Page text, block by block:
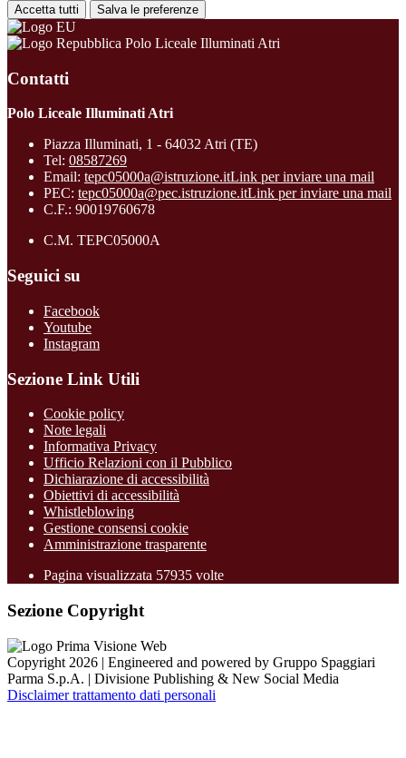
Accetta tutti Salva le preferenze
Polo Liceale Illuminati Atri
Contatti
Polo Liceale Illuminati Atri
Piazza Illuminati, 1 - 64032 Atri (TE)
Tel: 08587269
Email: tepc05000a@istruzione.itLink per inviare una mail
PEC: tepc05000a@pec.istruzione.itLink per inviare una mail
C.F.: 90019760678
C.M. TEPC05000A
Seguici su
Facebook
Youtube
Instagram
Sezione Link Utili
Cookie policy
Note legali
Informativa Privacy
Ufficio Relazioni con il Pubblico
Dichiarazione di accessibilità
Obiettivi di accessibilità
Whistleblowing
Gestione consensi cookie
Amministrazione trasparente
Pagina visualizzata 57935 volte
Sezione Copyright
Copyright 2026 | Engineered and powered by Gruppo Spaggiari
Parma S.p.A. | Divisione Publishing & New Social Media
Disclaimer trattamento dati personali